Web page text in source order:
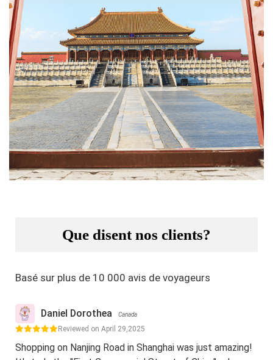
Que disent nos clients?
Basé sur plus de 10 000 avis de voyageurs
Daniel Dorothea Canada
Reviewed on April 29,2025
Shopping on Nanjing Road in Shanghai was just amazing!